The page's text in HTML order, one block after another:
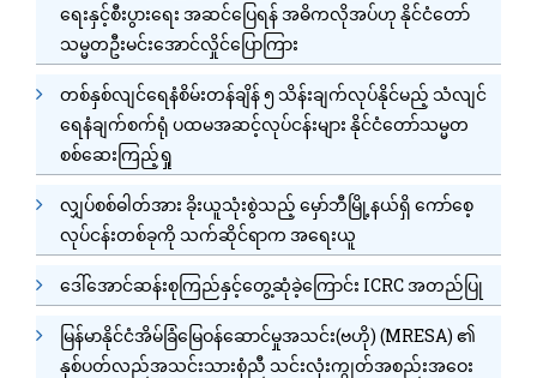
ရေးနှင့်စီးပွားရေး အဆင်ပြေရန် အဓိကလိုအပ်ဟု နိုင်ငံတော်
သမ္မတဦးမင်းအောင်လှိုင်ပြောကြား
တစ်နှစ်လျင်ရေနံစိမ်းတန်ချိန် ၅ သိန်းချက်လုပ်နိုင်မည့် သံလျင်
ရေနံချက်စက်ရုံ ပထမအဆင့်လုပ်ငန်းများ နိုင်ငံတော်သမ္မတ
စစ်ဆေးကြည့်ရှု
လျှပ်စစ်ဓါတ်အား ခိုးယူသုံးစွဲသည့် မှော်ဘီမြို့နယ်ရှိ ကော်စေ့
လုပ်ငန်းတစ်ခုကို သက်ဆိုင်ရာက အရေးယူ
ဒေါ်အောင်ဆန်းစုကြည်နှင့်တွေ့ဆုံခဲ့ကြောင်း ICRC အတည်ပြု
မြန်မာနိုင်ငံအိမ်ခြံမြေဝန်ဆောင်မှုအသင်း(ဗဟို) (MRESA) ၏
နှစ်ပတ်လည်အသင်းသားစုံညီ သင်းလုံးကျွတ်အစည်းအဝေး